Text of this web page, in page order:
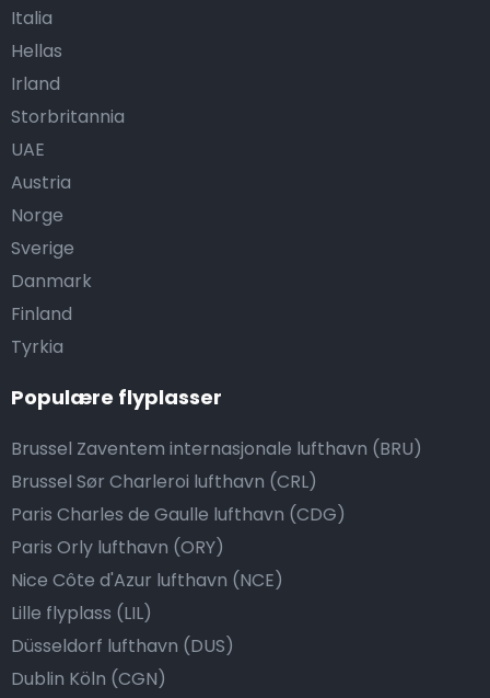
Italia
Hellas
Irland
Storbritannia
UAE
Austria
Norge
Sverige
Danmark
Finland
Tyrkia
Populære flyplasser
Brussel Zaventem internasjonale lufthavn (BRU)
Brussel Sør Charleroi lufthavn (CRL)
Paris Charles de Gaulle lufthavn (CDG)
Paris Orly lufthavn (ORY)
Nice Côte d'Azur lufthavn (NCE)
Lille flyplass (LIL)
Düsseldorf lufthavn (DUS)
Dublin Köln (CGN)